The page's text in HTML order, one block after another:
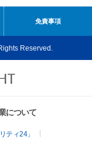
免責事項
Reserved.
について
ティ24」